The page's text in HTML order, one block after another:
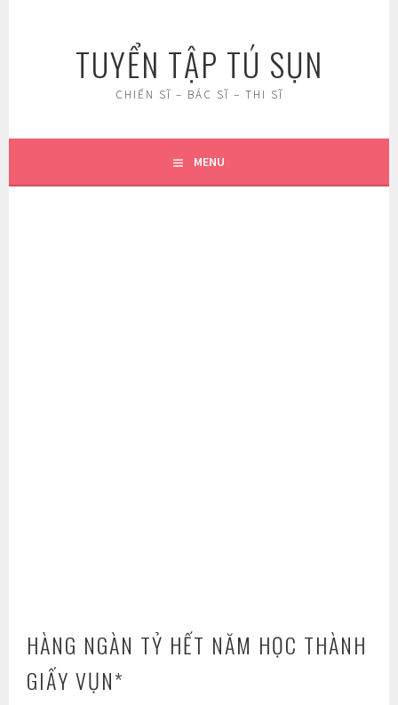
TUYỂN TẬP TÚ SỤN
CHIẾN SĨ – BÁC SĨ – THI SĨ
MENU
HÀNG NGÀN TỶ HẾT NĂM HỌC THÀNH
GIẤY VỤN*